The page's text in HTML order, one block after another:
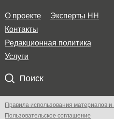
О проекте
Эксперты НН
Контакты
Редакционная политика
Услуги
Поиск
Правила использования материалов и
Пользовательское соглашение